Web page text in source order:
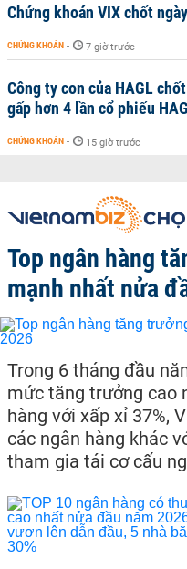
Chứng khoán VIX chốt
CHỨNG KHOÁN - 7 giờ trước
Công ty con của HAGL
gấp hơn 4 lần cổ phiếu HAG
CHỨNG KHOÁN - 15 giờ trước
Top ngân hàng
mạnh nhất nửa
Trong 6 tháng đầu
mức tăng trưởng cao
hàng với xấp xỉ 37%,
các ngân hàng khác
tham gia tái cơ cấu